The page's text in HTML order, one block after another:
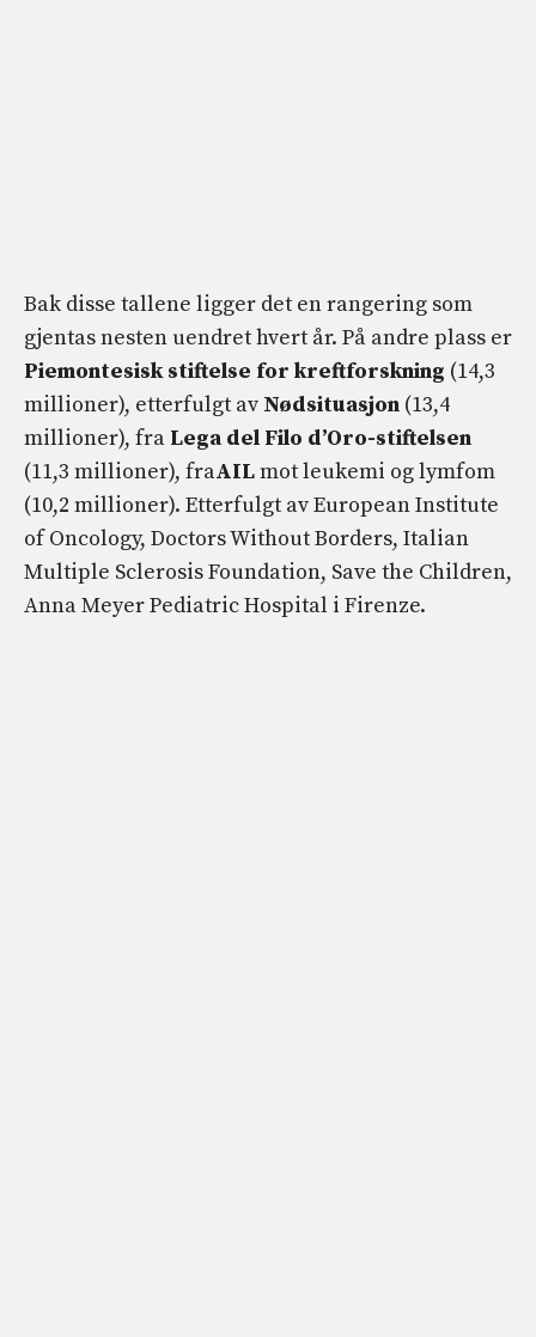
Bak disse tallene ligger det en rangering som
gjentas nesten uendret hvert år. På andre plass er
Piemontesisk stiftelse for kreftforskning (14,3
millioner), etterfulgt av Nødsituasjon (13,4
millioner), fra Lega del Filo d’Oro-stiftelsen
(11,3 millioner), fraAILmot leukemi og lymfom
(10,2 millioner). Etterfulgt av European Institute
of Oncology, Doctors Without Borders, Italian
Multiple Sclerosis Foundation, Save the Children,
Anna Meyer Pediatric Hospital i Firenze.